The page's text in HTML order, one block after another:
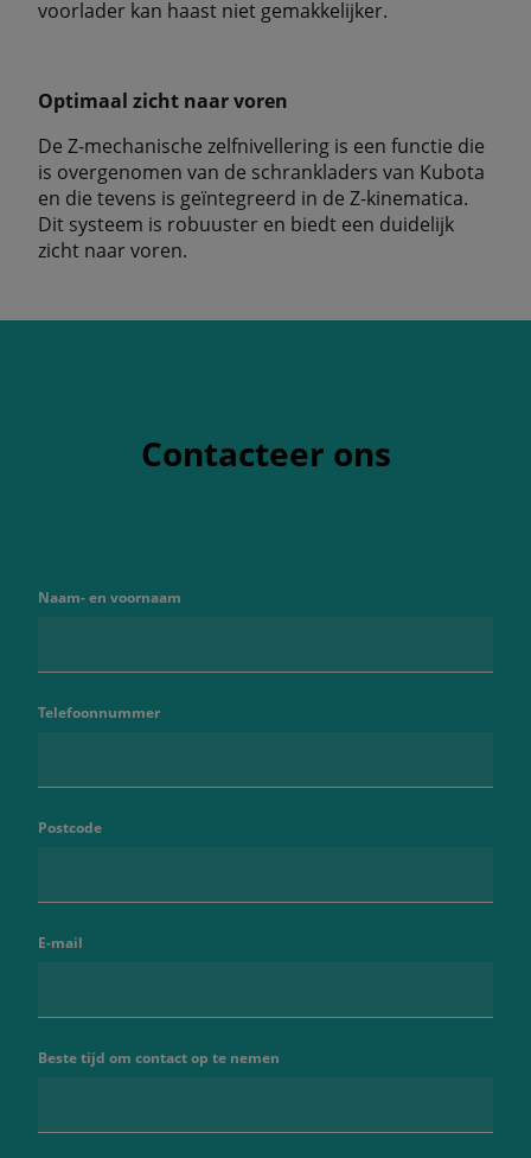
voorlader kan haast niet gemakkelijker.
Optimaal zicht naar voren
De Z-mechanische zelfnivellering is een functie die
is overgenomen van de schrankladers van Kubota
en die tevens is geïntegreerd in de Z-kinematica.
Dit systeem is robuuster en biedt een duidelijk
zicht naar voren.
Contacteer ons
Naam- en voornaam
Telefoonnummer
Postcode
E-mail
Beste tijd om contact op te nemen